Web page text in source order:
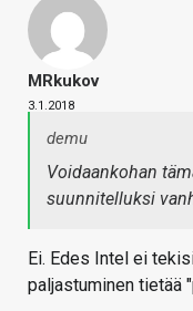
MRkukov
3.1.2018
demu
Voidaankohan
suunnitelluksi
Ei. Edes Intel ei
paljastuminen tietää